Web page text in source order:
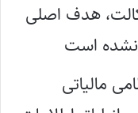
هدف اصلی
نشده است
مالیاتی